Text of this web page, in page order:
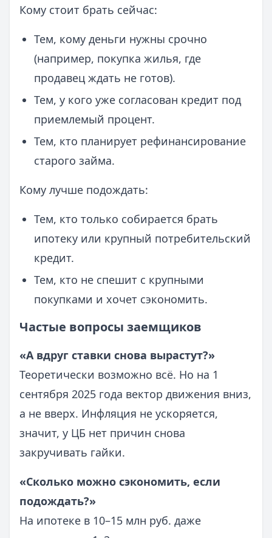
Кому стоит брать сейчас:
Тем, кому деньги нужны срочно
(например, покупка жилья, где
продавец ждать не готов).
Тем, у кого уже согласован кредит под
приемлемый процент.
Тем, кто планирует рефинансирование
старого займа.
Кому лучше подождать:
Тем, кто только собирается брать
ипотеку или крупный потребительский
кредит.
Тем, кто не спешит с крупными
покупками и хочет сэкономить.
Частые вопросы заемщиков
«А вдруг ставки снова вырастут?»
Теоретически возможно всё. Но на 1
сентября 2025 года вектор движения вниз,
а не вверх. Инфляция не ускоряется,
значит, у ЦБ нет причин снова
закручивать гайки.
«Сколько можно сэкономить, если
подождать?»
На ипотеке в 10–15 млн руб. даже